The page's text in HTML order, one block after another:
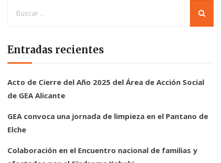
Entradas recientes
Acto de Cierre del Año 2025 del Área de Acción Social
de GEA Alicante
GEA convoca una jornada de limpieza en el Pantano de
Elche
Colaboración en el Encuentro nacional de familias y